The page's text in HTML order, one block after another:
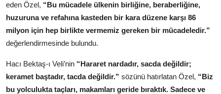
eden Özel, “Bu mücadele ülkenin birliğine, beraberliğine,
huzuruna ve refahına kasteden bir kara düzene karşı 86
milyon için hep birlikte vermemiz gereken bir mücadeledir.”
değerlendirmesinde bulundu.
Hacı Bektaş-ı Veli’nin “Hararet nardadır, sacda değildir;
keramet baştadır, tacda değildir.” sözünü hatırlatan Özel, “Biz
bu yolculukta taçları, makamları geride bıraktık. Sadece ve